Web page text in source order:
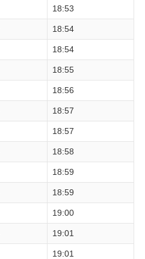
18:53
18:54
18:54
18:55
18:56
18:57
18:57
18:58
18:59
18:59
19:00
19:01
19:01